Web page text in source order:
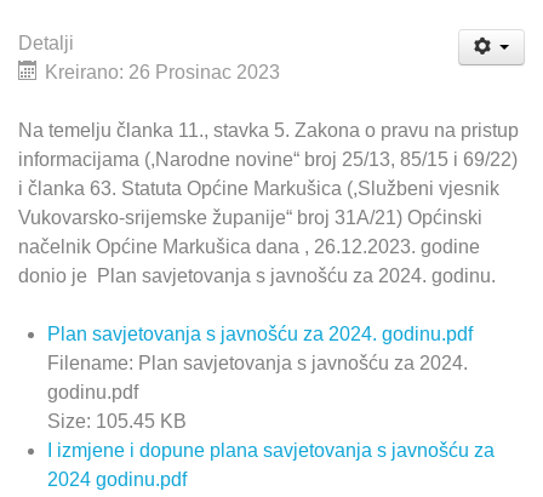
Detalji
Kreirano: 26 Prosinac 2023
Na temelju članka 11., stavka 5. Zakona o pravu na pristup
informacijama (,Narodne novine“ broj 25/13, 85/15 i 69/22)
i članka 63. Statuta Općine Markušica (,Službeni vjesnik
Vukovarsko-srijemske županije“ broj 31A/21) Općinski
načelnik Općine Markušica dana , 26.12.2023. godine
donio je Plan savjetovanja s javnošću za 2024. godinu.
Plan savjetovanja s javnošću za 2024. godinu.pdf
Filename: Plan savjetovanja s javnošću za 2024.
godinu.pdf
Size: 105.45 KB
I izmjene i dopune plana savjetovanja s javnošću za
2024 godinu.pdf